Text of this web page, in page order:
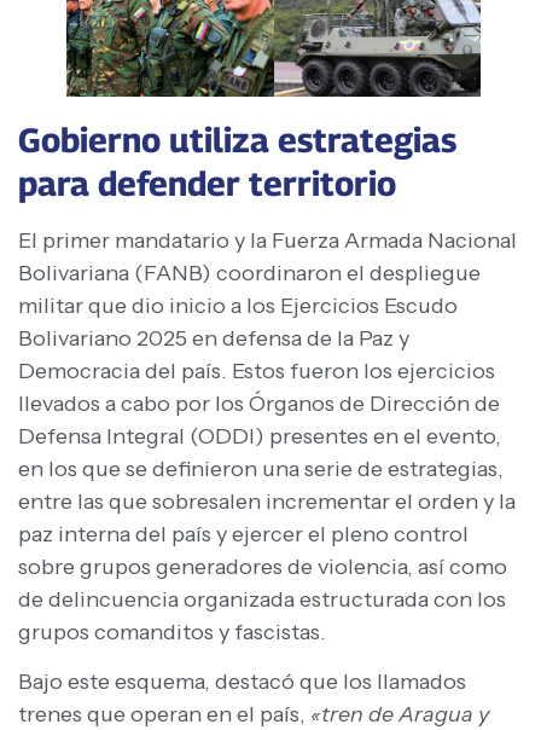
Gobierno utiliza estrategias
para defender territorio
El primer mandatario y la Fuerza Armada Nacional
Bolivariana (FANB) coordinaron el despliegue
militar que dio inicio a los Ejercicios Escudo
Bolivariano 2025 en defensa de la Paz y
Democracia del país. Estos fueron los ejercicios
llevados a cabo por los Órganos de Dirección de
Defensa Integral (ODDI) presentes en el evento,
en los que se definieron una serie de estrategias,
entre las que sobresalen incrementar el orden y la
paz interna del país y ejercer el pleno control
sobre grupos generadores de violencia, así como
de delincuencia organizada estructurada con los
grupos comanditos y fascistas.
Bajo este esquema, destacó que los llamados
trenes que operan en el país, «tren de Aragua y